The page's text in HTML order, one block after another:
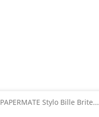
PAPERMATE Stylo Bille Brite...
 Aperçu rapide